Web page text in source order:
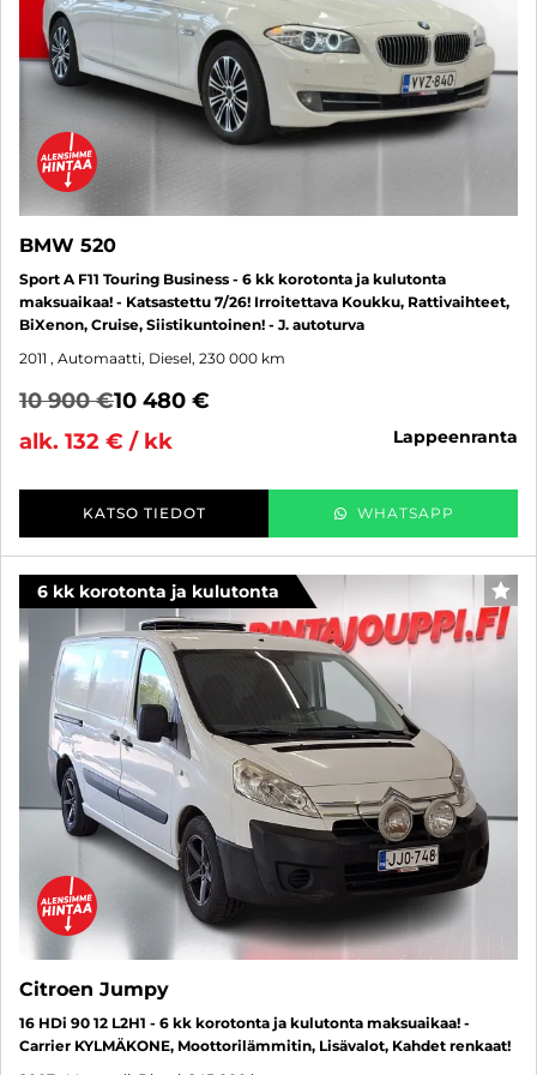
BMW 520
Sport A F11 Touring Business - 6 kk korotonta ja kulutonta
maksuaikaa! - Katsastettu 7/26! Irroitettava Koukku, Rattivaihteet,
BiXenon, Cruise, Siistikuntoinen! - J. autoturva
2011 , Automaatti, Diesel, 230 000 km
10 900 €10 480 €
alk. 132 € / kk
lappeenranta
KATSO TIEDOT WHATSAPP
6 kk korotonta ja kulutonta
Citroen Jumpy
16 HDi 90 12 L2H1 - 6 kk korotonta ja kulutonta maksuaikaa! -
Carrier KYLMÄKONE, Moottorilämmitin, Lisävalot, Kahdet renkaat!